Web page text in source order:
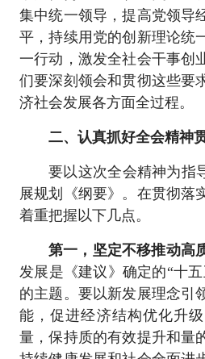
集中统一领导，提高党领导
平，持续用党的创新理论统
一行动，激发全社会干事创
们要深刻领会和贯彻这些要
济社会发展各方面全过程。
二、认真抓好全会精神
要以这次全会精神为指
展规划《纲要》。在贯彻落
着重把握以下几点。
第一，坚定不移推动高
发展是《建议》确定的“十
的主题。要以新发展理念引
能，促进经济结构优化升
量，保持质的有效提升和量